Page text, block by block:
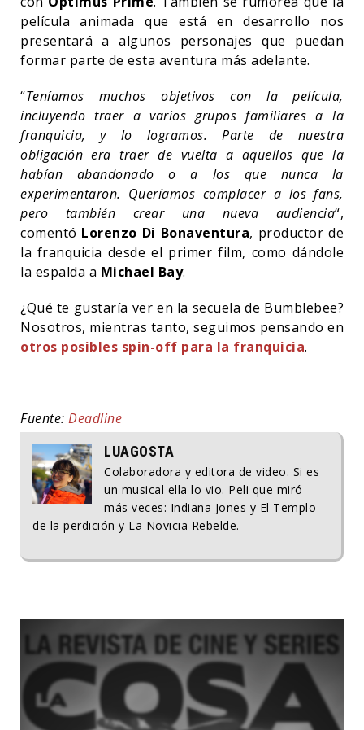
película animada que está en desarrollo nos
presentará a algunos personajes que puedan
formar parte de esta aventura más adelante.
“Teníamos muchos objetivos con la película,
incluyendo traer a varios grupos familiares a la
franquicia, y lo logramos. Parte de nuestra
obligación era traer de vuelta a aquellos que la
habían abandonado o a los que nunca la
experimentaron. Queríamos complacer a los fans,
pero también crear una nueva audiencia“,
comentó Lorenzo Di Bonaventura, productor de
la franquicia desde el primer film, como dándole
la espalda a Michael Bay.
¿Qué te gustaría ver en la secuela de Bumblebee?
Nosotros, mientras tanto, seguimos pensando en
otros posibles spin-off para la franquicia.
Fuente: Deadline
LUAGOSTA
Colaboradora y editora de video. Si es
un musical ella lo vio. Peli que miró
más veces: Indiana Jones y El Templo
de la perdición y La Novicia Rebelde.